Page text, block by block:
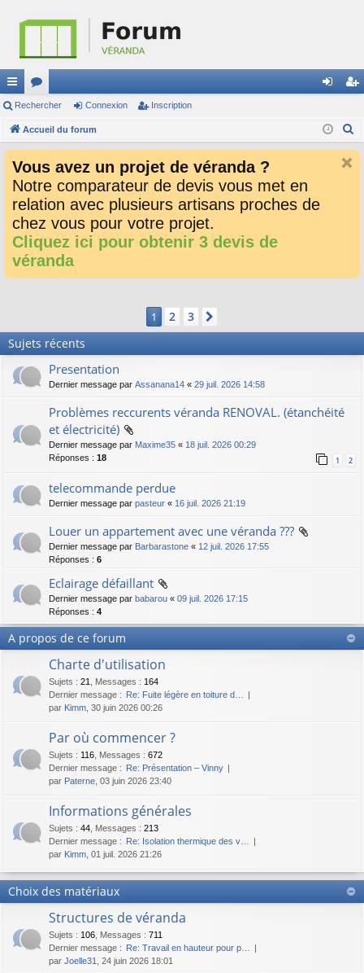
ac
co
ci
or
u
s
ne cri
Rechercher Connexion Inscription
Accueil du forum
Vous avez un projet de véranda ?
Notre comparateur de devis vous met en
relation avec plusieurs artisans proches de
chez vous pour votre projet.
Cliquez ici pour obtenir 3 devis de
véranda
1 2 3
Sujets récents
Presentation
Dernier message par Assanana14 « 29 juil. 2026 14:58
Problèmes reccurents véranda RENOVAL. (étanchéité
et électricité)
Dernier message par Maxime35 « 18 juil. 2026 00:29
Réponses : 18 1 2
telecommande perdue
Dernier message par pasteur « 16 juil. 2026 21:19
Louer un appartement avec une véranda ???
Dernier message par Barbarastone « 12 juil. 2026 17:55
Réponses : 6
Eclairage défaillant
Dernier message par babarou « 09 juil. 2026 17:15
Réponses : 4
A propos de ce forum
Charte d'utilisation
Sujets : 21 Messages : 164
Dernier message : Re: Fuite légère en toiture d…
par Kimm , 30 juin 2026 00:26
Par où commencer ?
Sujets : 116 Messages : 672
Dernier message : Re: Présentation – Vinny
par Paterne , 03 juin 2026 23:40
Informations générales
Sujets : 44 Messages : 213
Dernier message : Re: Isolation thermique des v…
par Kimm , 01 juil. 2026 21:26
Choix des matériaux
Structures de véranda
Sujets : 106 Messages : 711
Dernier message : Re: Travail en hauteur pour p…
par Joelle31 , 24 juin 2026 18:01